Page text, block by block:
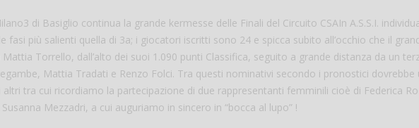
di Basiglio continua la grande kermesse delle Finali del Circuito CSAIn A.S.S.I.
fasi più salienti quella di 3a; i giocatori iscritti sono 24 e spicca subito all’occhio che il
Torrello, dall’alto dei suoi 1.090 punti Classifica, seguito a grande distanza da un
Mattia Tradati e Renzo Folci. Tra questi nominativi secondo i pronostici dovrebbe
tra cui ricordiamo la partecipazione di due rappresentanti femminili cioè di Federica
Mezzadri, a cui auguriamo in sincero in “bocca al lupo” !